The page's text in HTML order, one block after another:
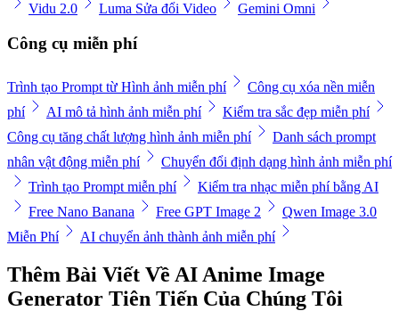
Vidu 2.0
Luma Sửa đổi Video Gemini Omni
Công cụ miễn phí
Trình tạo Prompt từ Hình ảnh miễn phí
Công cụ xóa nền miễn
phí
AI mô tả hình ảnh miễn phí
Kiểm tra sắc đẹp miễn phí
Công cụ tăng chất lượng hình ảnh miễn phí
Danh sách prompt
nhân vật động miễn phí
Chuyển đổi định dạng hình ảnh miễn phí
Trình tạo Prompt miễn phí
Kiểm tra nhạc miễn phí bằng AI
Free Nano Banana
Free GPT Image 2
Qwen Image 3.0
Miễn Phí
AI chuyển ảnh thành ảnh miễn phí
Thêm Bài Viết Về AI Anime Image
Generator Tiên Tiến Của Chúng Tôi